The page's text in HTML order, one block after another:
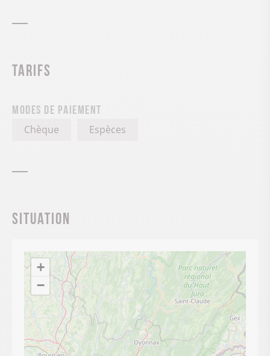
Tarifs
Modes de paiement
Chèque Espèces
Situation
+
−